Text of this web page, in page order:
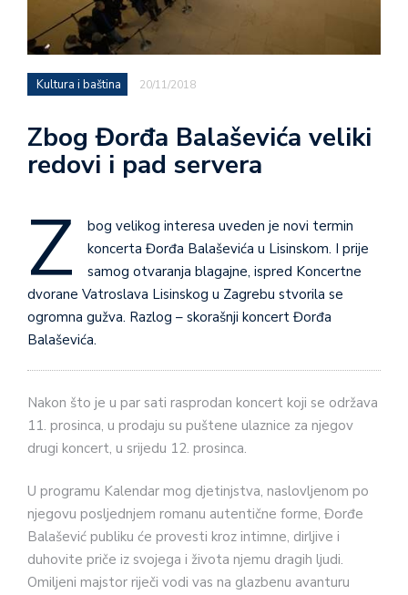
Kultura i baština 20/11/2018
Zbog Đorđa Balaševića veliki
redovi i pad servera
Z
bog velikog interesa uveden je novi termin
koncerta Đorđa Balaševića u Lisinskom. I prije
samog otvaranja blagajne, ispred Koncertne
dvorane Vatroslava Lisinskog u Zagrebu stvorila se
ogromna gužva. Razlog – skorašnji koncert Đorđa
Balaševića.
Nakon što je u par sati rasprodan koncert koji se održava
11. prosinca, u prodaju su puštene ulaznice za njegov
drugi koncert, u srijedu 12. prosinca.
U programu Kalendar mog djetinjstva, naslovljenom po
njegovu posljednjem romanu autentične forme, Đorđe
Balašević publiku će provesti kroz intimne, dirljive i
duhovite priče iz svojega i života njemu dragih ljudi.
Omiljeni majstor riječi vodi vas na glazbenu avanturu